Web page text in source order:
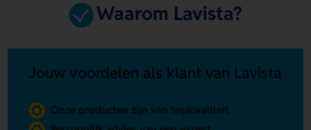
Waarom Lavista?
Jouw voordelen als klant van Lavista
Onze producten zijn van topkwaliteit